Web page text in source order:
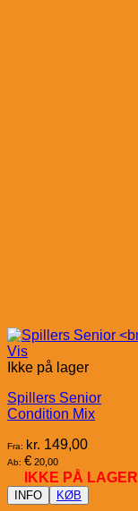
Vis
Ikke på lager
Spillers Senior
Condition Mix
Fra: kr. 149,00
Ab: € 20,00
IKKE PÅ LAGER
INFO KØB